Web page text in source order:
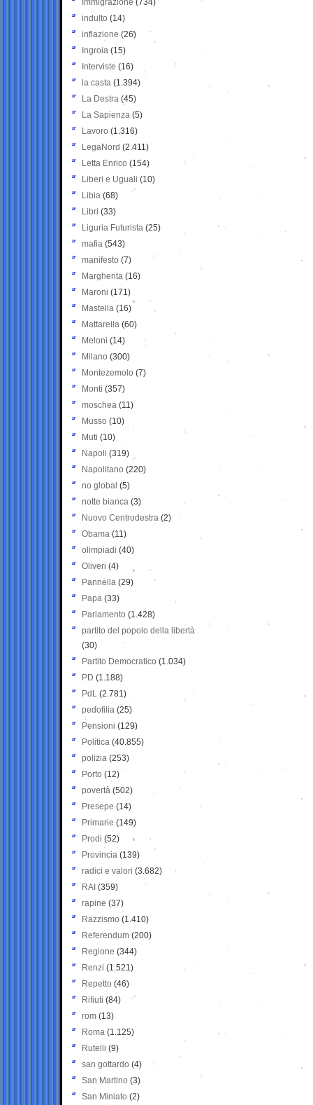
Immigrazione (734)
indulto (14)
inflazione (26)
Ingroia (15)
Interviste (16)
la casta (1.394)
La Destra (45)
La Sapienza (5)
Lavoro (1.316)
LegaNord (2.411)
Letta Enrico (154)
Liberi e Uguali (10)
Libia (68)
Libri (33)
Liguria Futurista (25)
mafia (543)
manifesto (7)
Margherita (16)
Maroni (171)
Mastella (16)
Mattarella (60)
Meloni (14)
Milano (300)
Montezemolo (7)
Monti (357)
moschea (11)
Musso (10)
Muti (10)
Napoli (319)
Napolitano (220)
no global (5)
notte bianca (3)
Nuovo Centrodestra (2)
Obama (11)
olimpiadi (40)
Oliveri (4)
Pannella (29)
Papa (33)
Parlamento (1.428)
partito del popolo della libertà
(30)
Partito Democratico (1.034)
PD (1.188)
PdL (2.781)
pedofilia (25)
Pensioni (129)
Politica (40.855)
polizia (253)
Porto (12)
povertà (502)
Presepe (14)
Primarie (149)
Prodi (52)
Provincia (139)
radici e valori (3.682)
RAI (359)
rapine (37)
Razzismo (1.410)
Referendum (200)
Regione (344)
Renzi (1.521)
Repetto (46)
Rifiuti (84)
rom (13)
Roma (1.125)
Rutelli (9)
san gottardo (4)
San Martino (3)
San Miniato (2)